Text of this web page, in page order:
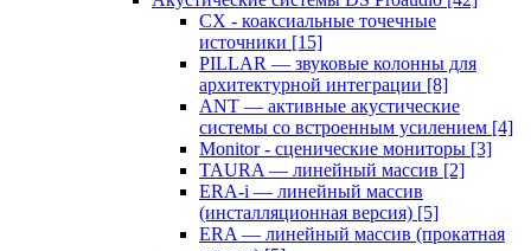
CX - коаксиальные точечные
источники [15]
PILLAR — звуковые колонны для
архитектурной интеграции [8]
ANT — активные акустические
системы со встроенным усилением [4]
Monitor - сценические мониторы [3]
TAURA — линейный массив [2]
ERA-i — линейный массив
(инсталляционная версия) [5]
ERA — линейный массив (прокатная